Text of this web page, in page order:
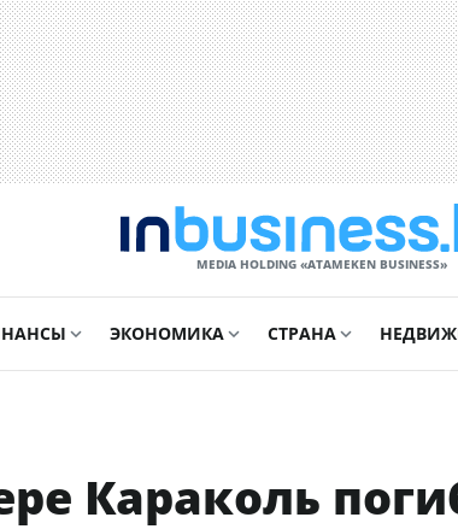
MEDIA HOLDING «ATAMEKЕN BUSINESS»
ЭКОНОМИКА СТРАНА
Караколь